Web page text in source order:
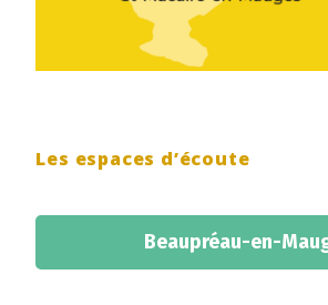
Les espaces d’écoute
Beaupréau-en-